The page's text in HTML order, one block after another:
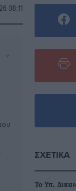
08:11
⌄
ΣΧΕΤΙΚΆ
Το Υπ.